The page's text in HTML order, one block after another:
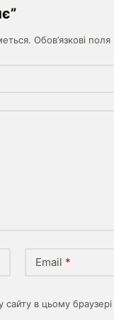
Обов’язкові поля
Email *
в цьому